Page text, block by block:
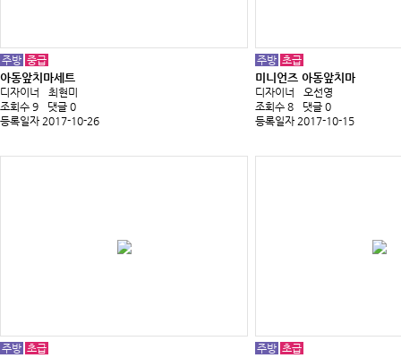
주방 중급
아동앞치마세트
디자이너
최현미
조회수 9
댓글 0
등록일자 2017-10-26
주방 초급
미니언즈 아동앞치마
디자이너
오선영
조회수 8
댓글 0
등록일자 2017-10-15
주방 초급 주방 초급